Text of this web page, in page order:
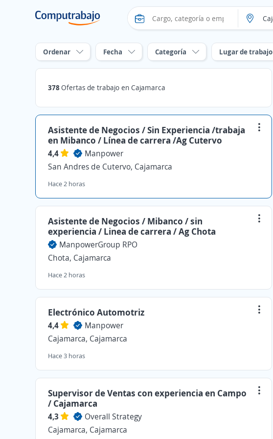
Ordenar Fecha Categoría Lugar de trabajo
378 Ofertas de trabajo en Cajamarca
Asistente de Negocios / Sin Experiencia /trabaja
en Mibanco / Línea de carrera /Ag Cutervo
4,4
Manpower
San Andres de Cutervo, Cajamarca
Hace 2 horas
Asistente de Negocios / Mibanco / sin
experiencia / Linea de carrera / Ag Chota
ManpowerGroup RPO
Chota, Cajamarca
Hace 2 horas
Electrónico Automotriz
4,4
Manpower
Cajamarca, Cajamarca
Hace 3 horas
Supervisor de Ventas con experiencia en Campo
/ Cajamarca
4,3
Overall Strategy
Cajamarca, Cajamarca